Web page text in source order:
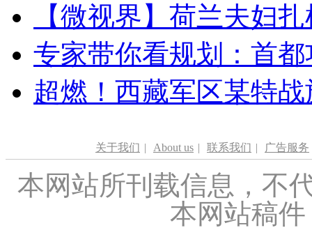
【微视界】荷兰夫妇
专家带你看规划：首
超燃！西藏军区某特
关于我们 | About us | 联系我们 | 广告服务
本网站所刊载信息，不
本网站稿